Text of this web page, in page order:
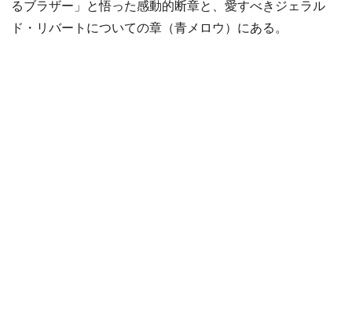
るブラザー」と悟った感動的断章と、愛すべきジェラル
ド・リバートについての章（青メロウ）にある。